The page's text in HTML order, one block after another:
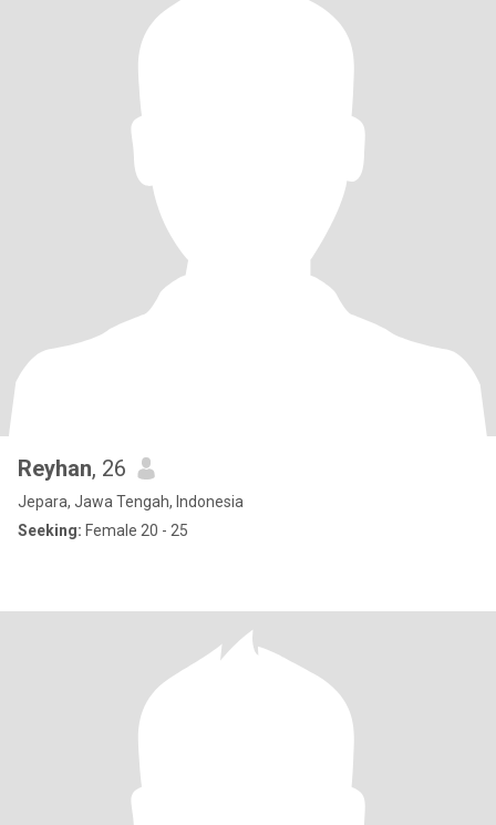
Reyhan, 26
Jepara, Jawa Tengah, Indonesia
Seeking: Female 20 - 25